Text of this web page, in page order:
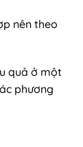
nên theo
quả ở một
phương